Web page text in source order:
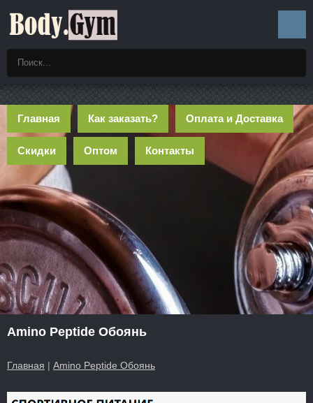
Главная Как заказать? Оплата и Доставка
Скидки Оптом Контакты
Amino Peptide Обоянь
Главная | Amino Peptide Обоянь